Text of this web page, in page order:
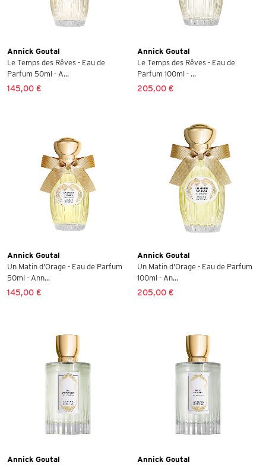
Annick Goutal
Le Temps des Rêves - Eau de
Parfum 50ml - A...
145,00 €
Annick Goutal
Le Temps des Rêves - Eau de
Parfum 100ml - ...
205,00 €
Annick Goutal
Un Matin d'Orage - Eau de Parfum
50ml - Ann...
145,00 €
Annick Goutal
Un Matin d'Orage - Eau de Parfum
100ml - An...
205,00 €
Annick Goutal Annick Goutal